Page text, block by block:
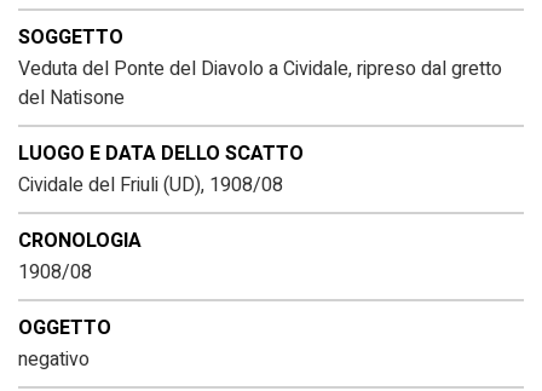
SOGGETTO
Veduta del Ponte del Diavolo a Cividale, ripreso dal gretto
del Natisone
LUOGO E DATA DELLO SCATTO
Cividale del Friuli (UD), 1908/08
CRONOLOGIA
1908/08
OGGETTO
negativo